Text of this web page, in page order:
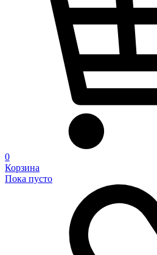
0
Корзина
Пока пусто